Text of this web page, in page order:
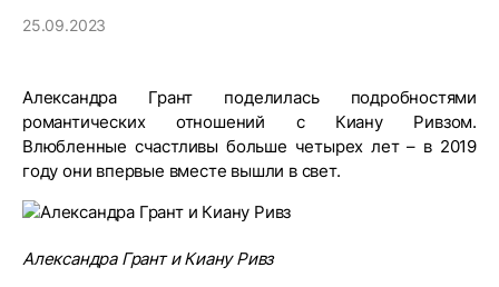
25.09.2023
Александра Грант поделилась подробностями
романтических отношений с Киану Ривзом.
Влюбленные счастливы больше четырех лет – в 2019
году они впервые вместе вышли в свет.
Александра Грант и Киану Ривз